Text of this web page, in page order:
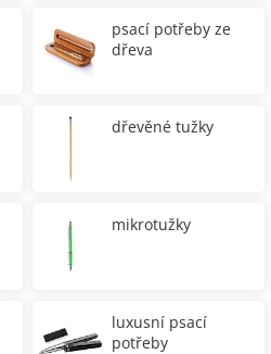
psací potřeby ze
dřeva
dřevěné tužky
mikrotužky
luxusní psací
potřeby